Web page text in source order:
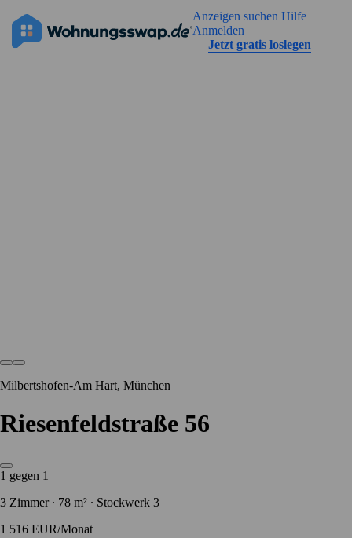
Anzeigen suchen Hilfe
Anmelden
Jetzt gratis loslegen
Die Anzeige hat noch keine Bilder
Straßenansicht
Milbertshofen-Am Hart, München
Riesenfeldstraße 56
1 gegen 1
3 Zimmer ∙ 78 m² ∙ Stockwerk 3
1 516 EUR/Monat